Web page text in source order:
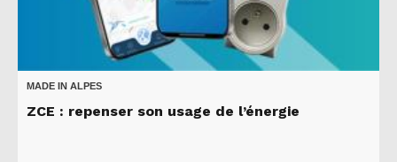
MADE IN ALPES
ZCE : repenser son usage de l’énergie